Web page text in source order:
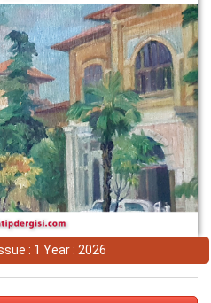
: 1 Year : 2026